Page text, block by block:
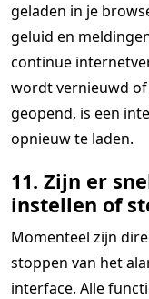
geladen in je
geluid en
continue
wordt vernieuwd
geopend, is een
opnieuw te laden.
11. Zijn er
instellen of
Momenteel zijn
stoppen van het
interface. Alle